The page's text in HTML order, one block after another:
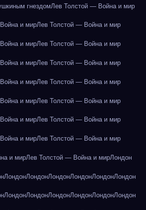
гнездомЛев Толстой — Война и мир
и мирЛев Толстой — Война и мир
и мирЛев Толстой — Война и мир
и мирЛев Толстой — Война и мир
и мирЛев Толстой — Война и мир
и мирЛев Толстой — Война и мир
и мирЛев Толстой — Война и мир
и мирЛев Толстой — Война и мир
и мирЛев Толстой — Война и мирЛондон
ЛондонЛондонЛондонЛондонЛондонЛондон
ЛондонЛондонЛондонЛондонЛондонЛондон